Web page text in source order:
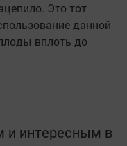
Это тот
данной
вплоть до
интересным в